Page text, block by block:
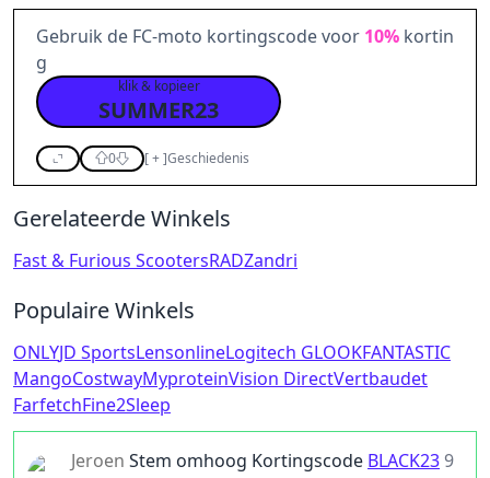
Gebruik de FC-moto kortingscode voor 10% kortin
g
klik & kopieer
SUMMER23
0 [+]Geschiedenis
Gerelateerde Winkels
Fast & Furious ScootersRADZandri
Populaire Winkels
ONLYJD SportsLensonlineLogitech GLOOKFANTASTIC
MangoCostwayMyproteinVision DirectVertbaudet
FarfetchFine2Sleep
Jeroen Stem omhoog Kortingscode BLACK239